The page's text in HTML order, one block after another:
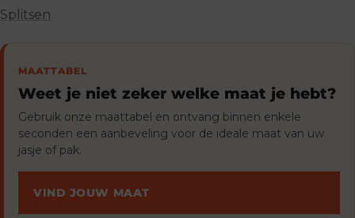
Splitsen
MAATTABEL
Weet je niet zeker welke maat je hebt?
Gebruik onze maattabel en ontvang binnen enkele
seconden een aanbeveling voor de ideale maat van uw
jasje of pak.
VIND JOUW MAAT